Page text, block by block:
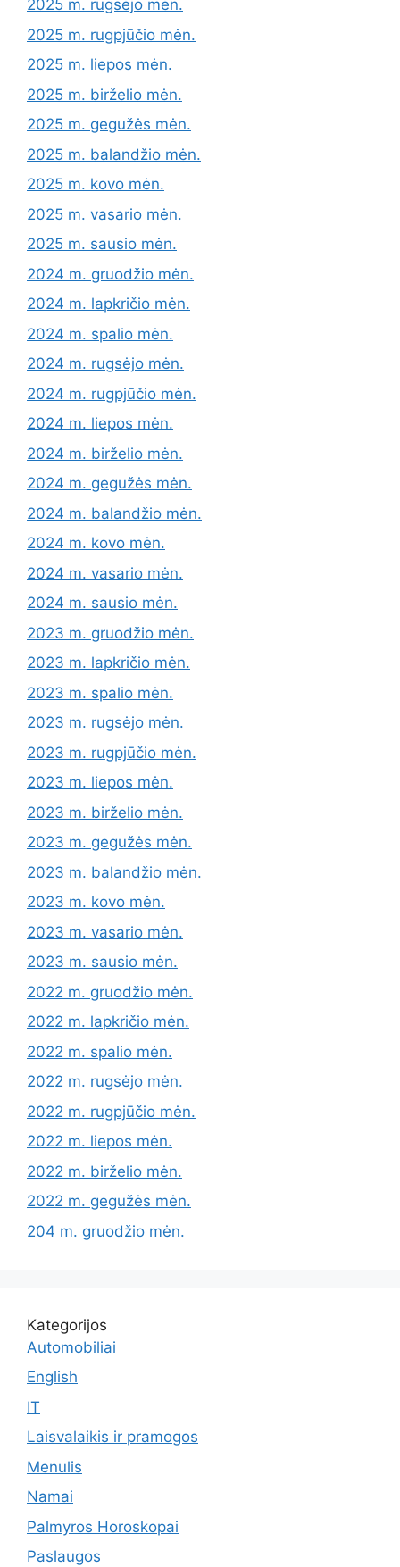
2025 m. rugsėjo mėn.
2025 m. rugpjūčio mėn.
2025 m. liepos mėn.
2025 m. birželio mėn.
2025 m. gegužės mėn.
2025 m. balandžio mėn.
2025 m. kovo mėn.
2025 m. vasario mėn.
2025 m. sausio mėn.
2024 m. gruodžio mėn.
2024 m. lapkričio mėn.
2024 m. spalio mėn.
2024 m. rugsėjo mėn.
2024 m. rugpjūčio mėn.
2024 m. liepos mėn.
2024 m. birželio mėn.
2024 m. gegužės mėn.
2024 m. balandžio mėn.
2024 m. kovo mėn.
2024 m. vasario mėn.
2024 m. sausio mėn.
2023 m. gruodžio mėn.
2023 m. lapkričio mėn.
2023 m. spalio mėn.
2023 m. rugsėjo mėn.
2023 m. rugpjūčio mėn.
2023 m. liepos mėn.
2023 m. birželio mėn.
2023 m. gegužės mėn.
2023 m. balandžio mėn.
2023 m. kovo mėn.
2023 m. vasario mėn.
2023 m. sausio mėn.
2022 m. gruodžio mėn.
2022 m. lapkričio mėn.
2022 m. spalio mėn.
2022 m. rugsėjo mėn.
2022 m. rugpjūčio mėn.
2022 m. liepos mėn.
2022 m. birželio mėn.
2022 m. gegužės mėn.
204 m. gruodžio mėn.
Kategorijos
Automobiliai
English
IT
Laisvalaikis ir pramogos
Menulis
Namai
Palmyros Horoskopai
Paslaugos